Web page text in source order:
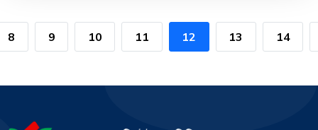
8 9 10 11 12 13 14